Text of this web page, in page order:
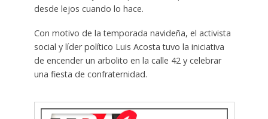
desde lejos cuando lo hace.
Con motivo de la temporada navideña, el activista
social y líder político Luis Acosta tuvo la iniciativa
de encender un arbolito en la calle 42 y celebrar
una fiesta de confraternidad.